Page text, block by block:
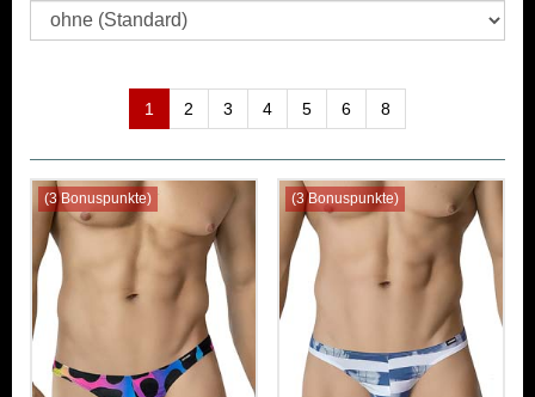
1 2 3 4 5 6 8
(3 Bonuspunkte) (3 Bonuspunkte)